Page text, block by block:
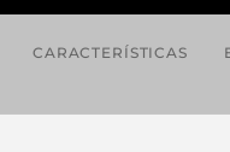
CARACTERÍSTICAS